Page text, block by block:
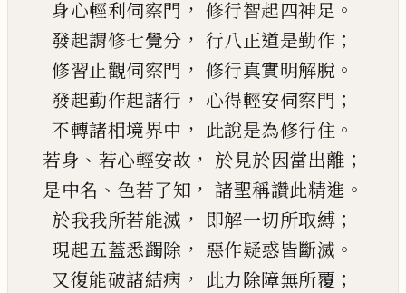
身心輕利伺察門 ， 修行智起四神足 。
發起謂修七覺分 ， 行八正道是勤作 ；
修習止觀伺察門 ， 修行真實明解脫 。
發起勤作起諸行 ， 心得輕安伺察門 ；
不轉諸相境界中 ， 此說是為修行住 。
若身 、 若心輕安故 ， 於見於因當出離 ；
是中名 、 色若了知 ， 諸聖稱讚此精進 。
於我我所若能滅 ， 即解一切所取縛 ；
現起五蓋悉蠲除 ， 惡作疑惑皆斷滅 。
又復能破諸結病 ， 此力除障無所覆 ；